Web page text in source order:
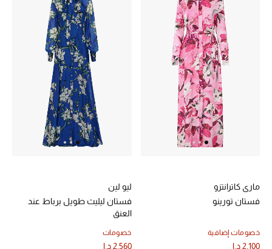
ماري كاترانتزو
فستان تورينو
خصومات إضافية
2,100 د.إ
ليو لين
فستان ليليث طويل برباط عند
العنق
خصومات
2,560 د.إ